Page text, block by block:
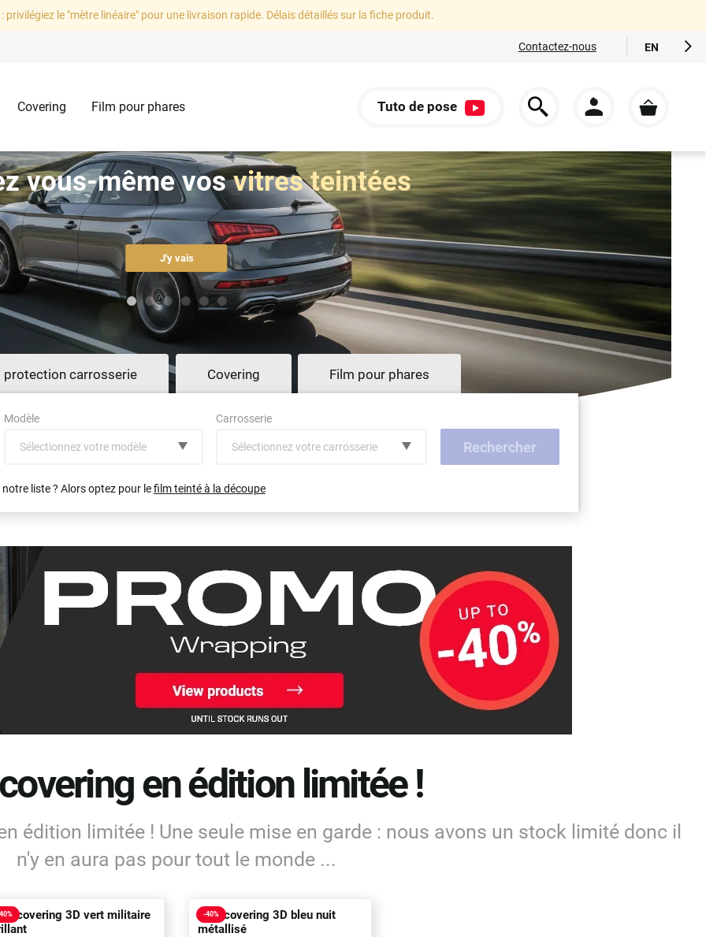
privilégiez le "mètre linéaire" pour une livraison rapide. Délais détaillés sur la fiche produit.
Contactez-nous EN
DE
Covering Film pour phares Tuto de pose
vous-même vosvitres teintées
J'y vais
protection carrosserie Covering Film pour phares
Modèle
Sélectionnez votre modèle
Carrosserie
Sélectionnez votre carrosserie Rechercher
liste ? Alors optez pour lefilm teinté à la découpe
en édition limitée !
édition limitée ! Une seule mise en garde : nous avons un stock limité donc il
n'y en aura pas pour tout le monde ...
% covering 3D vert militaire
-40%
Film covering 3D bleu nuit
métallisé